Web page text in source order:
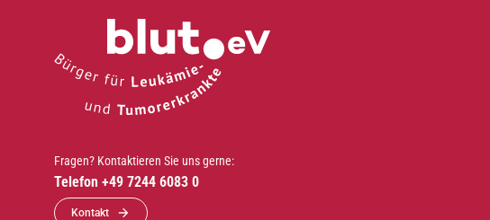
Fragen? Kontaktieren Sie uns gerne:
Telefon +49 7244 6083 0
Kontakt